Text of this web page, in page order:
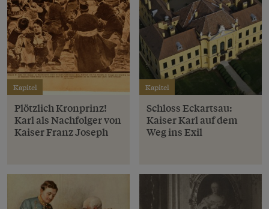
Kapitel
Plötzlich Kronprinz!
Karl als Nachfolger von
Kaiser Franz Joseph
Kapitel
Schloss Eckartsau:
Kaiser Karl auf dem
Weg ins Exil